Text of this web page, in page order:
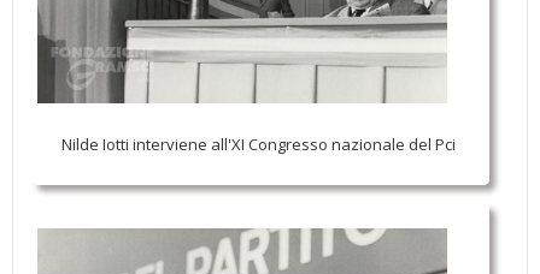
Nilde Iotti interviene all'XI Congresso nazionale del Pci